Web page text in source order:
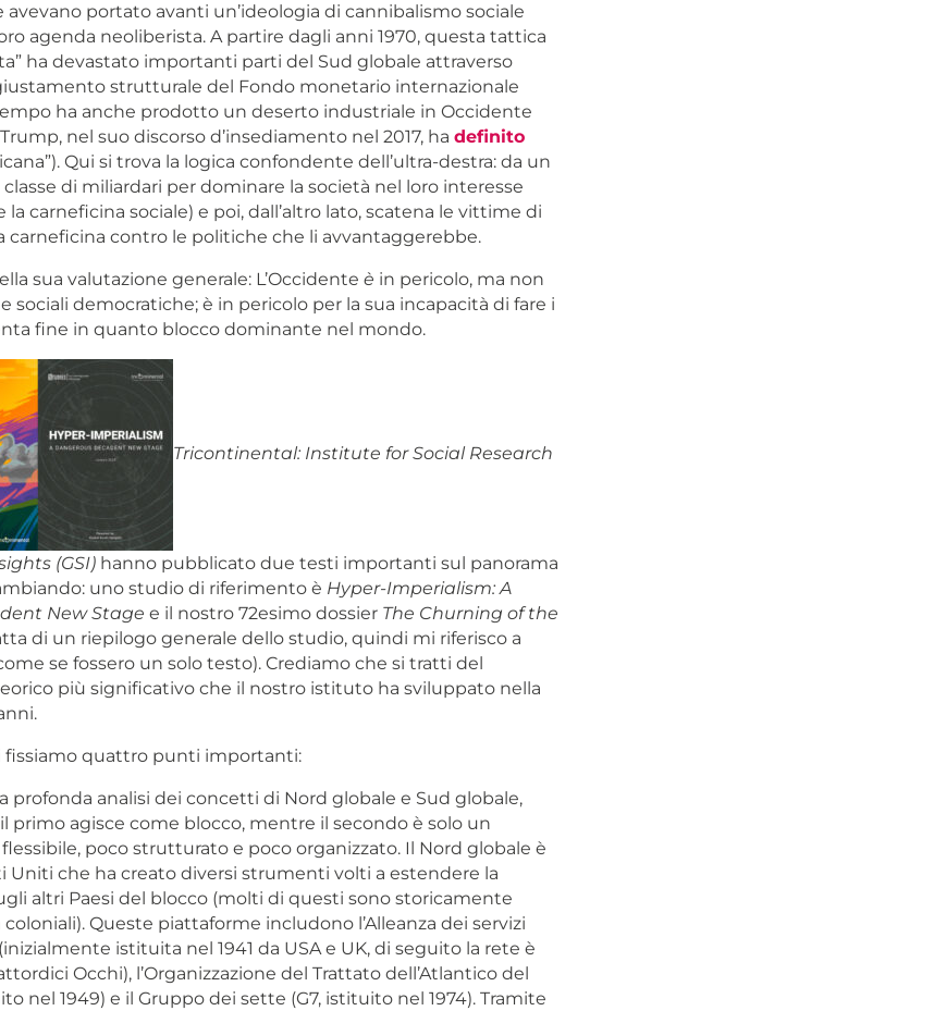
avevano portato avanti un’ideologia di cannibalismo sociale
agenda neoliberista. A partire dagli anni 1970, questa tattica
ha devastato importanti parti del Sud globale attraverso
strutturale del Fondo monetario internazionale
ha anche prodotto un deserto industriale in Occidente
nel suo discorso d’insediamento nel 2017, ha definito
Qui si trova la logica confondente dell’ultra-destra: da un
classe di miliardari per dominare la società nel loro interesse
la carneficina sociale) e poi, dall’altro lato, scatena le vittime di
carneficina contro le politiche che li avvantaggerebbe.
sua valutazione generale: L’Occidente è in pericolo, ma non
sociali democratiche; è in pericolo per la sua incapacità di fare i
fine in quanto blocco dominante nel mondo.
Tricontinental: Institute for Social Research
(GSI)hanno pubblicato due testi importanti sul panorama
uno studio di riferimento è Hyper-Imperialism: A
New Stage e il nostro 72esimo dossier The Churning of the
di un riepilogo generale dello studio, quindi mi riferisco a
se fossero un solo testo). Crediamo che si tratti del
più significativo che il nostro istituto ha sviluppato nella
fissiamo quattro punti importanti:
profonda analisi dei concetti di Nord globale e Sud globale,
primo agisce come blocco, mentre il secondo è solo un
poco strutturato e poco organizzato. Il Nord globale è
Uniti che ha creato diversi strumenti volti a estendere la
altri Paesi del blocco (molti di questi sono storicamente
Queste piattaforme includono l’Alleanza dei servizi
istituita nel 1941 da USA e UK, di seguito la rete è
Occhi), l’Organizzazione del Trattato dell’Atlantico del
nel 1949) e il Gruppo dei sette (G7, istituito nel 1974). Tramite